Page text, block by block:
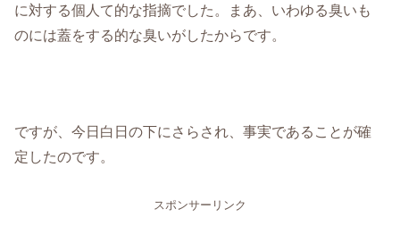
に対する個人て的な指摘でした。まあ、いわゆる臭いも
のには蓋をする的な臭いがしたからです。
ですが、今日白日の下にさらされ、事実であることが確
定したのです。
スポンサーリンク